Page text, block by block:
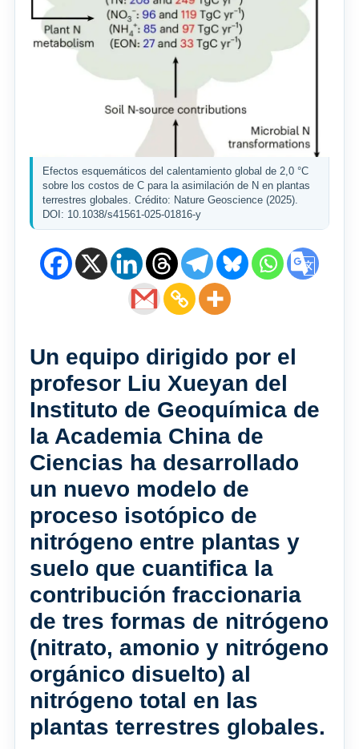
Efectos esquemáticos del calentamiento global de 2,0 °C
sobre los costos de C para la asimilación de N en plantas
terrestres globales. Crédito: Nature Geoscience (2025).
DOI: 10.1038/s41561-025-01816-y
Un equipo dirigido por el
profesor Liu Xueyan del
Instituto de Geoquímica de
la Academia China de
Ciencias ha desarrollado
un nuevo modelo de
proceso isotópico de
nitrógeno entre plantas y
suelo que cuantifica la
contribución fraccionaria
de tres formas de nitrógeno
(nitrato, amonio y nitrógeno
orgánico disuelto) al
nitrógeno total en las
plantas terrestres globales.